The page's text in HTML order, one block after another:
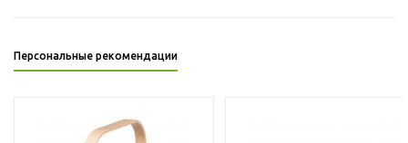
Персональные рекомендации